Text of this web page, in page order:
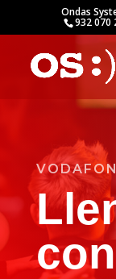
Ondas
932 070